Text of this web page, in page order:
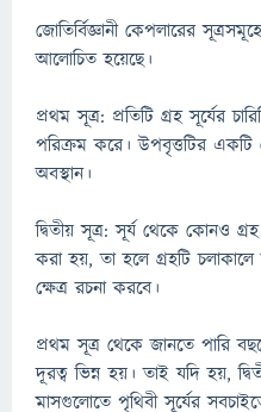
জোতির্বিজ্ঞানী কেপলারের
আলোচিত হয়েছে।
প্রথম সূত্র: প্রতিটি গ্রহ সূর্যের
পরিক্রম করে। উপবৃত্তটির একটি
অবস্থান।
দ্বিতীয় সূত্র: সূর্য থেকে কোনও
করা হয়, তা হলে গ্রহটি
ক্ষেত্র রচনা করবে।
প্রথম সূত্র থেকে জানতে পারি
দূরত্ব ভিন্ন হয়। তাই যদি হয়,
মাসগুলোতে পৃথিবী সূর্যের